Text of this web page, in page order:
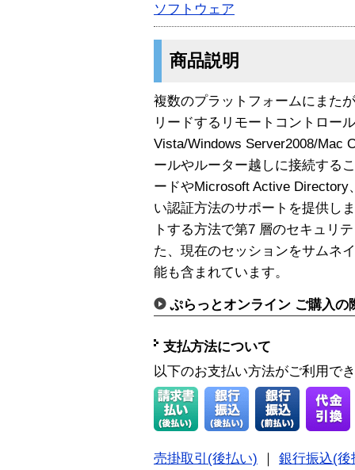
ソフトウェア
商品説明
複数のプラットフォームにまた
リードするリモートコントロー
Vista/Windows Server2008/Mac
ールやルーター越しに接続する
ードやMicrosoft Active
い認証方法のサポートを提供し
トする方法で第7 層のセキュリ
た、現在のセッションをサムネ
能も含まれています。
ぷらっとオンライン ご購入の
支払方法について
以下のお支払い方法がご利用で
売掛取引(後払い)
銀行振込(後